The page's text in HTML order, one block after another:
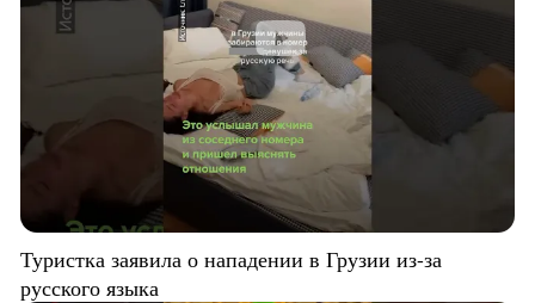
Туристка заявила о нападении в Грузии из-за
русского языка